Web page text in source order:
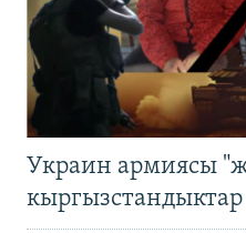
Украин армиясы